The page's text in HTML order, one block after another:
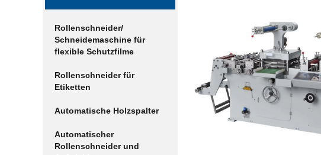
Rollenschneider/
Schneidemaschine für
flexible Schutzfilme
Rollenschneider für
Etiketten
Automatische Holzspalter
Automatischer
Rollenschneider und